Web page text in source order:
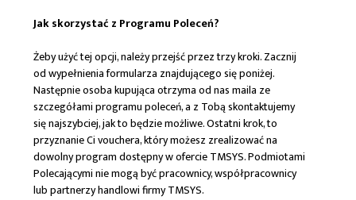
Jak skorzystać z Programu Poleceń?
Żeby użyć tej opcji, należy przejść przez trzy kroki. Zacznij
od wypełnienia formularza znajdującego się poniżej.
Następnie osoba kupująca otrzyma od nas maila ze
szczegółami programu poleceń, a z Tobą skontaktujemy
się najszybciej, jak to będzie możliwe. Ostatni krok, to
przyznanie Ci vouchera, który możesz zrealizować na
dowolny program dostępny w ofercie TMSYS. Podmiotami
Polecającymi nie mogą być pracownicy, współpracownicy
lub partnerzy handlowi firmy TMSYS.